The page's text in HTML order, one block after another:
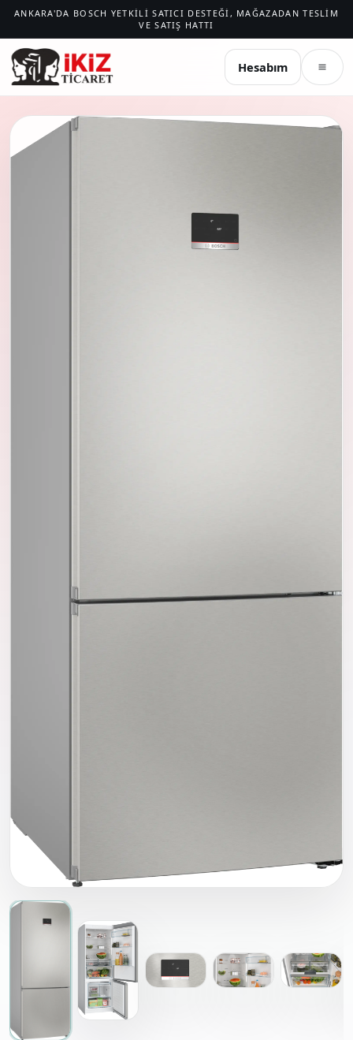
ANKARA'DA BOSCH YETKILI SATICI DESTEĞI, MAĞAZADAN TESLIM
VE SATIŞ HATTI
İKIZ TICARET
Hesabım